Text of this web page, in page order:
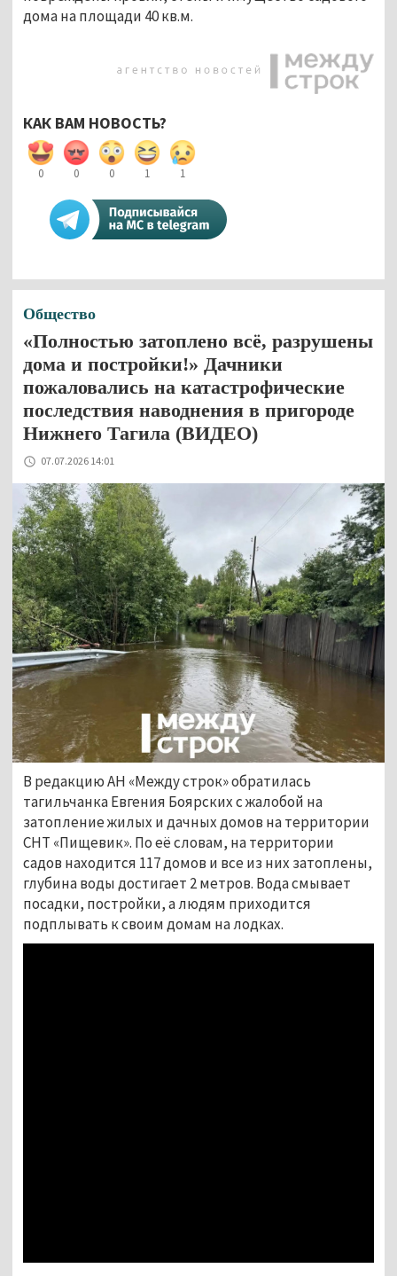
дома на площади 40 кв.м.
КАК ВАМ НОВОСТЬ?
0 0 0 1 1
Общество
«Полностью затоплено всё, разрушены
дома и постройки!» Дачники
пожаловались на катастрофические
последствия наводнения в пригороде
Нижнего Тагила (ВИДЕО)
07.07.2026 14:01
В редакцию АН «Между строк» обратилась
тагильчанка Евгения Боярских с жалобой на
затопление жилых и дачных домов на территории
СНТ «Пищевик». По её словам, на территории
садов находится 117 домов и все из них затоплены,
глубина воды достигает 2 метров. Вода смывает
посадки, постройки, а людям приходится
подплывать к своим домам на лодках.